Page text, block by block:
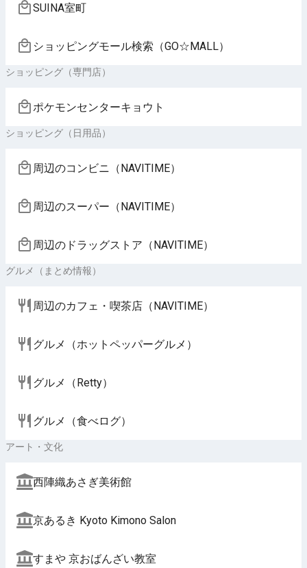
SUINA室町
ショッピングモール検索（GO☆MALL）
ショッピング（専門店）
ポケモンセンターキョウト
ショッピング（日用品）
周辺のコンビニ（NAVITIME）
周辺のスーパー（NAVITIME）
周辺のドラッグストア（NAVITIME）
グルメ（まとめ情報）
周辺のカフェ・喫茶店（NAVITIME）
グルメ（ホットペッパーグルメ）
グルメ（Retty）
グルメ（食べログ）
アート・文化
西陣織あさぎ美術館
京あるき Kyoto Kimono Salon
すまや 京おばんざい教室